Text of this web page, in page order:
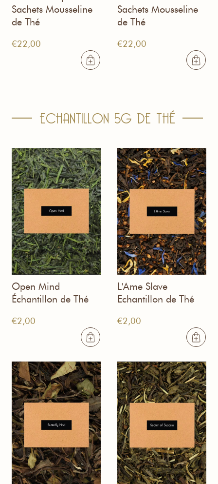
Sachets Mousseline
de Thé
€22,00
Sachets Mousseline
de Thé
€22,00
ECHANTILLON 5G DE THÉ
Open Mind
Échantillon de Thé
€2,00
L'Ame Slave
Echantillon de Thé
€2,00